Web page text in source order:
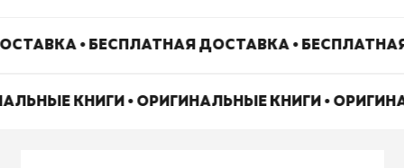
• БЕСПЛАТНАЯ ДОСТАВКА •
КНИГИ • ОРИГИНАЛЬНЫЕ КНИГИ •